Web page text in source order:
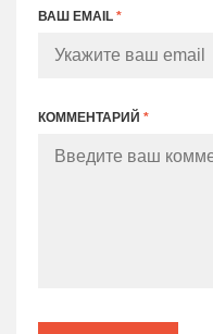
ВАШ EMAIL *
КОММЕНТАРИЙ *